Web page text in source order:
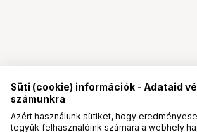
Süti (cookie) információk - Adataid
számunkra
Azért használunk sütiket, hogy
tegyük felhasználóink számára a webhely